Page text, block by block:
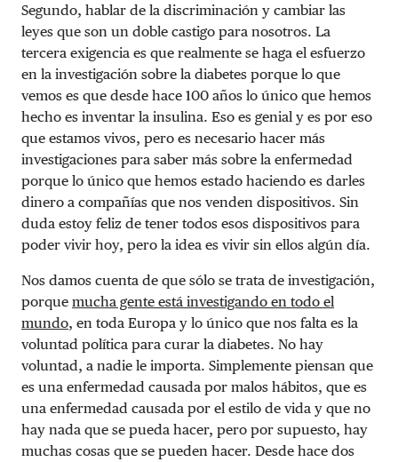
Segundo, hablar de la discriminación y cambiar las
leyes que son un doble castigo para nosotros. La
tercera exigencia es que realmente se haga el esfuerzo
en la investigación sobre la diabetes porque lo que
vemos es que desde hace 100 años lo único que hemos
hecho es inventar la insulina. Eso es genial y es por eso
que estamos vivos, pero es necesario hacer más
investigaciones para saber más sobre la enfermedad
porque lo único que hemos estado haciendo es darles
dinero a compañías que nos venden dispositivos. Sin
duda estoy feliz de tener todos esos dispositivos para
poder vivir hoy, pero la idea es vivir sin ellos algún día.
Nos damos cuenta de que sólo se trata de investigación,
porque mucha gente está investigando en todo el
mundo, en toda Europa y lo único que nos falta es la
voluntad política para curar la diabetes. No hay
voluntad, a nadie le importa. Simplemente piensan que
es una enfermedad causada por malos hábitos, que es
una enfermedad causada por el estilo de vida y que no
hay nada que se pueda hacer, pero por supuesto, hay
muchas cosas que se pueden hacer. Desde hace dos